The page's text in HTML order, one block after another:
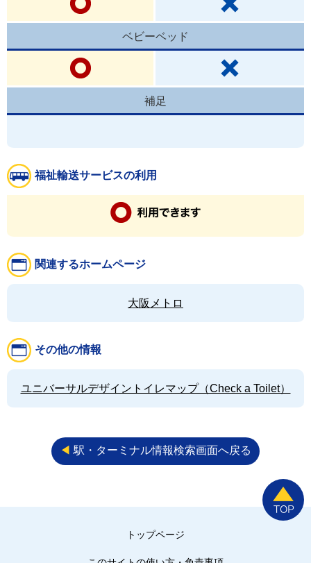
ベビーベッド
補足
福祉輸送サービスの利用
関連するホームページ
大阪メトロ
その他の情報
ユニバーサルデザイントイレマップ（Check a Toilet）
◀︎ 駅・ターミナル情報検索画面へ戻る
トップページ